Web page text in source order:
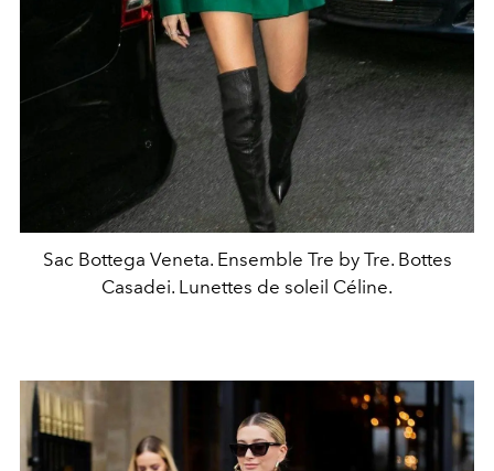
Sac Bottega Veneta. Ensemble Tre by Tre. Bottes
Casadei. Lunettes de soleil Céline.